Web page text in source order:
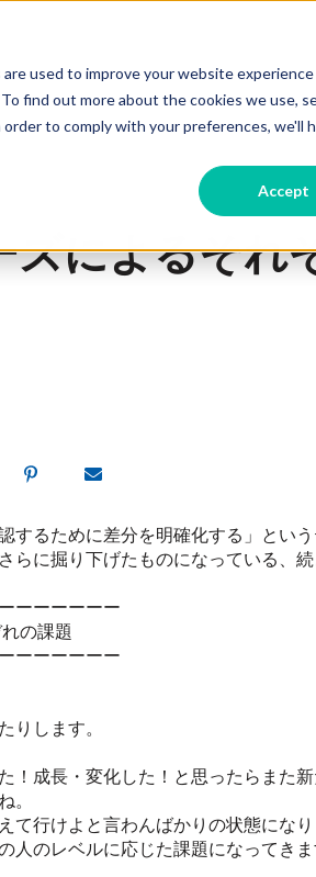
used to improve your website
find out more about the cookies we use,
to comply with your preferences, we'll
Accept
ズによるそれ
するために差分を明確化する」という
らに掘り下げたものになっている、
ーーーーーー
の課題
ーーーーーー
りします。
！成長・変化した！と思ったらまた新
。
て行けよと言わんばかりの状態になり
人のレベルに応じた課題になってきま